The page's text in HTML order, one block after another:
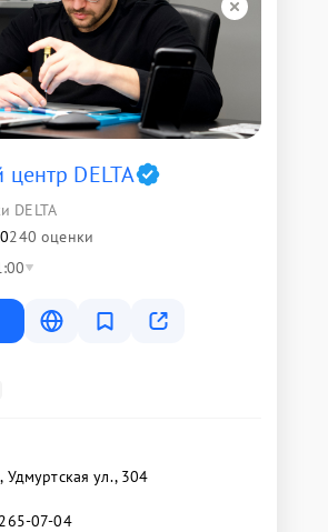
DELTA
DELTA
240 оценки
Удмуртская ул., 304
07-04